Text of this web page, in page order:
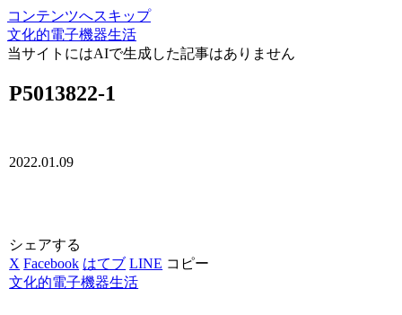
コンテンツへスキップ
文化的電子機器生活
当サイトにはAIで生成した記事はありません
P5013822-1
2022.01.09
シェアする
X Facebook はてブ LINE コピー
文化的電子機器生活